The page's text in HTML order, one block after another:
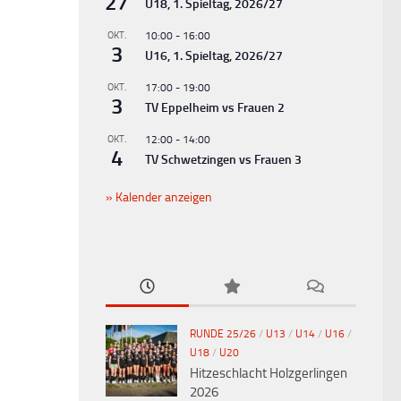
U18, 1. Spieltag, 2026/27
OKT.
3
10:00 - 16:00
U16, 1. Spieltag, 2026/27
OKT.
3
17:00 - 19:00
TV Eppelheim vs Frauen 2
OKT.
4
12:00 - 14:00
TV Schwetzingen vs Frauen 3
Kalender anzeigen
RUNDE 25/26 / U13 / U14 / U16 /
U18 / U20
Hitzeschlacht Holzgerlingen
2026